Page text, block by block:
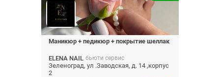
Маникюр + педикюр + покрытие шеллак
ELENA NAIL бьюти сервис
Зеленоград, ул .Заводская, д. 14 ,корпус
2